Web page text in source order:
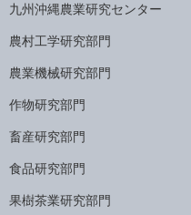
九州沖縄農業研究センター
農村工学研究部門
農業機械研究部門
作物研究部門
畜産研究部門
食品研究部門
果樹茶業研究部門